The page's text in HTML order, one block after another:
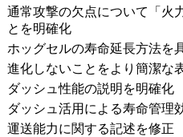
通常攻撃の欠点について「火
とを明確化
ホッグセルの寿命延長方法を
進化しないことをより簡潔な
ダッシュ性能の説明を明確化
ダッシュ活用による寿命管理
運送能力に関する記述を修正